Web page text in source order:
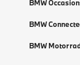
BMW
BMW
BMW